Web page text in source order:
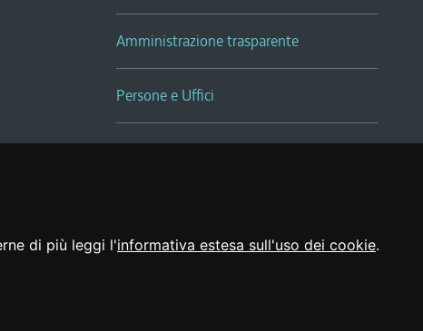
di più leggi l'informativa estesa sull'uso dei cookie.
Amministrazione trasparente
Persone e Uffici
Sala Tiziano Tessitori
Realizzato da